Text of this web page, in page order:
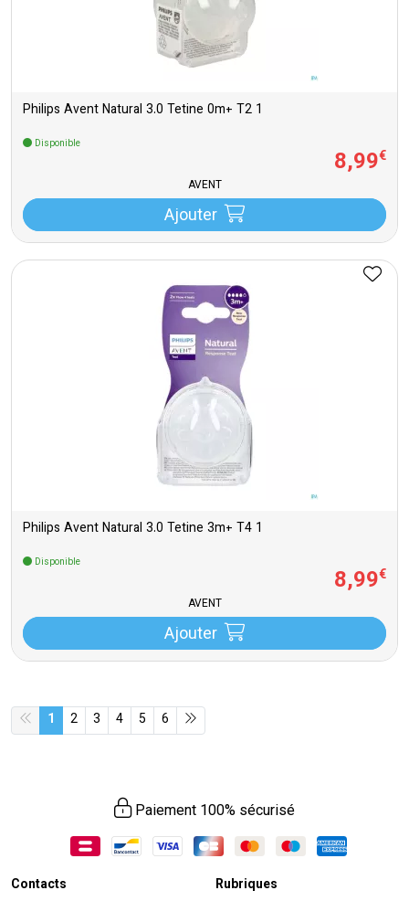
Philips Avent Natural 3.0 Tetine 0m+ T2 1
Disponible
8,99€
AVENT
Ajouter
Philips Avent Natural 3.0 Tetine 3m+ T4 1
Disponible
8,99€
AVENT
Ajouter
1 2 3 4 5 6
Paiement 100% sécurisé
Contacts Rubriques